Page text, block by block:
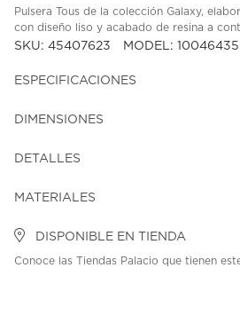
Pulsera Tous de la colección Galaxy,
con diseño liso y acabado de resina a
SKU: 45407623 MODEL:
ESPECIFICACIONES
DIMENSIONES
DETALLES
MATERIALES
DISPONIBLE EN TIENDA
Conoce las Tiendas Palacio que tienen